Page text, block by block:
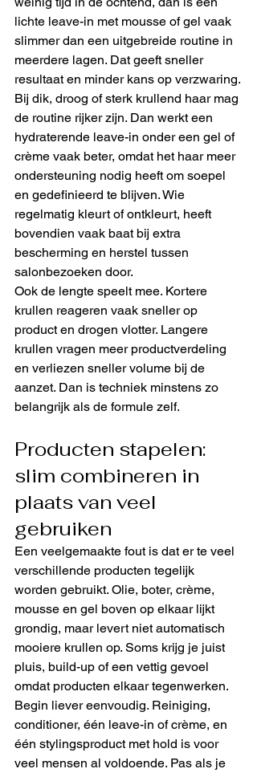
lichte leave-in met mousse of gel vaak
slimmer dan een uitgebreide routine in
meerdere lagen. Dat geeft sneller
resultaat en minder kans op verzwaring.
Bij dik, droog of sterk krullend haar mag
de routine rijker zijn. Dan werkt een
hydraterende leave-in onder een gel of
crème vaak beter, omdat het haar meer
ondersteuning nodig heeft om soepel
en gedefinieerd te blijven. Wie
regelmatig kleurt of ontkleurt, heeft
bovendien vaak baat bij extra
bescherming en herstel tussen
salonbezoeken door.
Ook de lengte speelt mee. Kortere
krullen reageren vaak sneller op
product en drogen vlotter. Langere
krullen vragen meer productverdeling
en verliezen sneller volume bij de
aanzet. Dan is techniek minstens zo
belangrijk als de formule zelf.
Producten stapelen:
slim combineren in
plaats van veel
gebruiken
Een veelgemaakte fout is dat er te veel
verschillende producten tegelijk
worden gebruikt. Olie, boter, crème,
mousse en gel boven op elkaar lijkt
grondig, maar levert niet automatisch
mooiere krullen op. Soms krijg je juist
pluis, build-up of een vettig gevoel
omdat producten elkaar tegenwerken.
Begin liever eenvoudig. Reiniging,
conditioner, één leave-in of crème, en
één stylingsproduct met hold is voor
veel mensen al voldoende. Pas als je